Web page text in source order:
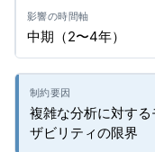
中期（2〜4年）
複雑な分析に対す
ザビリティの限界